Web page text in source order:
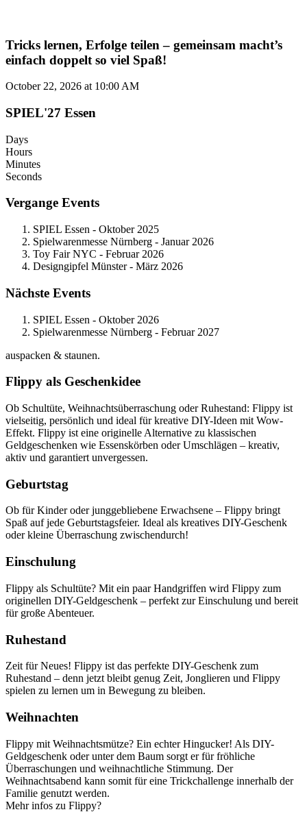
Tricks lernen, Erfolge teilen – gemeinsam macht’s
einfach doppelt so viel Spaß!
October 22, 2026 at 10:00 AM
SPIEL'27 Essen
Days
Hours
Minutes
Seconds
Vergange Events
SPIEL Essen - Oktober 2025
Spielwarenmesse Nürnberg - Januar 2026
Toy Fair NYC - Februar 2026
Designgipfel Münster - März 2026
Nächste Events
SPIEL Essen - Oktober 2026
Spielwarenmesse Nürnberg - Februar 2027
auspacken & staunen.
Flippy als Geschenkidee
Ob Schultüte, Weihnachtsüberraschung oder Ruhestand: Flippy ist
vielseitig, persönlich und ideal für kreative DIY-Ideen mit Wow-
Effekt. Flippy ist eine originelle Alternative zu klassischen
Geldgeschenken wie Essenskörben oder Umschlägen – kreativ,
aktiv und garantiert unvergessen.
Geburtstag
Ob für Kinder oder junggebliebene Erwachsene – Flippy bringt
Spaß auf jede Geburtstagsfeier. Ideal als kreatives DIY-Geschenk
oder kleine Überraschung zwischendurch!
Einschulung
Flippy als Schultüte? Mit ein paar Handgriffen wird Flippy zum
originellen DIY-Geldgeschenk – perfekt zur Einschulung und bereit
für große Abenteuer.
Ruhestand
Zeit für Neues! Flippy ist das perfekte DIY-Geschenk zum
Ruhestand – denn jetzt bleibt genug Zeit, Jonglieren und Flippy
spielen zu lernen um in Bewegung zu bleiben.
Weihnachten
Flippy mit Weihnachtsmütze? Ein echter Hingucker! Als DIY-
Geldgeschenk oder unter dem Baum sorgt er für fröhliche
Überraschungen und weihnachtliche Stimmung. Der
Weihnachtsabend kann somit für eine Trickchallenge innerhalb der
Familie genutzt werden.
Mehr infos zu Flippy?